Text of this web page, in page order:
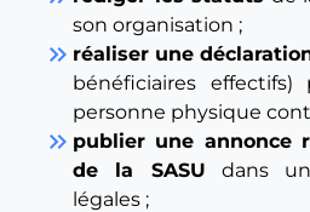
son organisation ;
keyboard_double_arrow_right réaliser une
bénéficiaires
personne physique
keyboard_double_arrow_right publier une annonce
de la SASU dans
légales ;